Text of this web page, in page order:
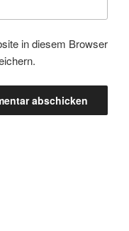
in diesem Browser